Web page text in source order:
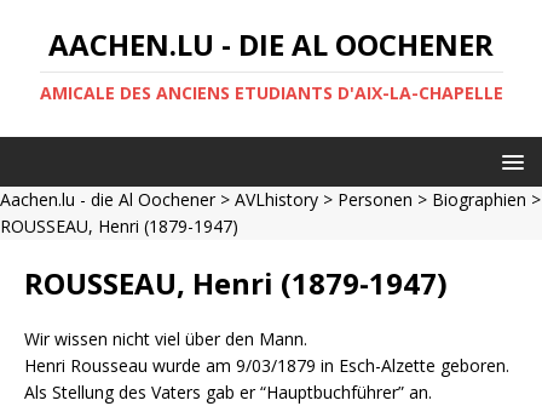
AACHEN.LU - DIE AL OOCHENER
AMICALE DES ANCIENS ETUDIANTS D'AIX-LA-CHAPELLE
Aachen.lu - die Al Oochener> AVLhistory > Personen > Biographien >
ROUSSEAU, Henri (1879-1947)
ROUSSEAU, Henri (1879-1947)
Wir wissen nicht viel über den Mann.
Henri Rousseau wurde am 9/03/1879 in Esch-Alzette geboren.
Als Stellung des Vaters gab er “Hauptbuchführer” an.